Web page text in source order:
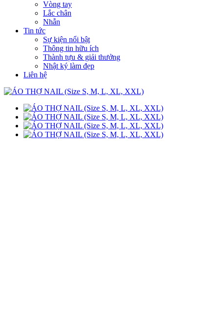
Vòng tay
Lắc chân
Nhẫn
Tin tức
Sự kiện nổi bật
Thông tin hữu ích
Thành tựu & giải thưởng
Nhật ký làm đẹp
Liên hệ